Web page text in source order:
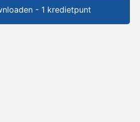
- 1 kredietpunt